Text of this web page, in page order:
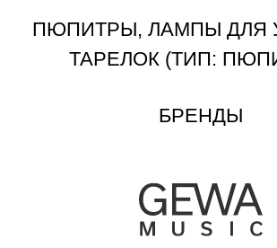
ПЮПИТРЫ, ЛАМПЫ ДЛЯ
ТАРЕЛОК (ТИП:
БРЕНДЫ